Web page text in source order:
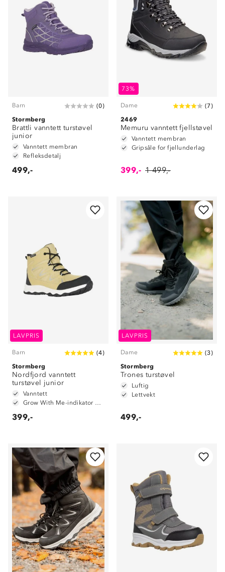
Barn (0)
Stormberg
Brattli vanntett turstøvel
junior
Vanntett membran
Refleksdetalj
499,-
73%
Dame (7)
2469
Memuru vanntett fjellstøvel
Vanntett membran
Gripsåle for fjellunderlag
399,- 1 499,-
LAVPRIS
Barn (4)
Stormberg
Nordfjord vanntett
turstøvel junior
Vanntett
Grow With Me-indikator på innersåle
399,-
LAVPRIS
Dame (3)
Stormberg
Trones turstøvel
Luftig
Lettvekt
499,-